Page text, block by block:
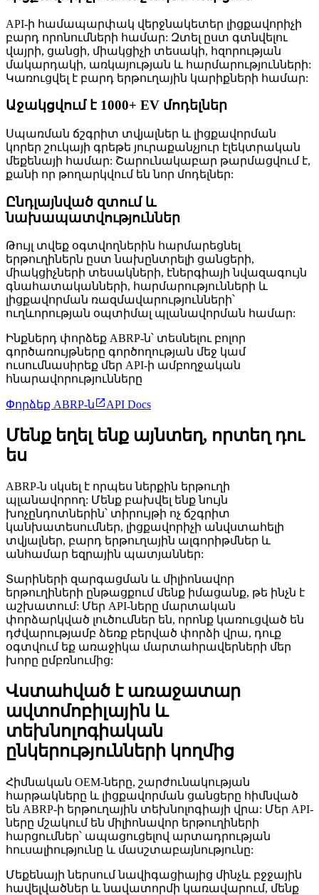
API-ի համապարփակ վերջնակետեր լիցքավորիչի
բարդ որոնումների համար: Զտել ըստ գտնվելու
վայրի, ցանցի, միակցիչի տեսակի, հզորության
մակարդակի, առկայության և հարմարությունների:
Կառուցվել է բարդ երթուղային կարիքների համար:
Աջակցվում է 1000+ EV մոդելներ
Սպառման ճշգրիտ տվյալներ և լիցքավորման
կորեր շուկայի գրեթե յուրաքանչյուր էլեկտրական
մեքենայի համար: Շարունակաբար թարմացվում է,
քանի որ թողարկվում են նոր մոդելներ:
Ընդլայնված զտում և
նախապատվություններ
Թույլ տվեք օգտվողներին հարմարեցնել
երթուղիներն ըստ նախընտրելի ցանցերի,
միակցիչների տեսակների, էներգիայի նվազագույն
գնահատականների, հարմարությունների և
լիցքավորման ռազմավարությունների՝
ուղևորության օպտիմալ պլանավորման համար:
Ինքներդ փորձեք ABRP-ն՝ տեսնելու բոլոր
գործառույթները գործողության մեջ կամ
ուսումնասիրեք մեր API-ի ամբողջական
հնարավորությունները
Փորձեք ABRP-նAPI Docs
Մենք եղել ենք այնտեղ, որտեղ դու
ես
ABRP-ն սկսել է որպես ներքին երթուղի
պլանավորող: Մենք բախվել ենք նույն
խոչընդոտներին՝ տիրույթի ոչ ճշգրիտ
կանխատեսումներ, լիցքավորիչի անվստահելի
տվյալներ, բարդ երթուղային ալգորիթմներ և
անհամար եզրային պատյաններ:
Տարիների զարգացման և միլիոնավոր
երթուղիների ընթացքում մենք իմացանք, թե ինչն է
աշխատում: Մեր API-ները մարտական ​​​​
փորձարկված լուծումներ են, որոնք կառուցված են
դժվարությամբ ձեռք բերված փորձի վրա, դուք
օգտվում եք առաջիկա մարտահրավերների մեր
խորը ըմբռնումից:
Վստահված է առաջատար
ավտոմոբիլային և
տեխնոլոգիական
ընկերությունների կողմից
Հիմնական OEM-ները, շարժունակության
հարթակները և լիցքավորման ցանցերը հիմնված
են ABRP-ի երթուղային տեխնոլոգիայի վրա: Մեր API-
ները մշակում են միլիոնավոր երթուղիների
հարցումներ՝ ապացուցելով արտադրության
հուսալիությունը և մասշտաբայնությունը:
Մեքենայի ներսում նավիգացիայից մինչև բջջային
հավելվածներ և նավատորմի կառավարում, մենք